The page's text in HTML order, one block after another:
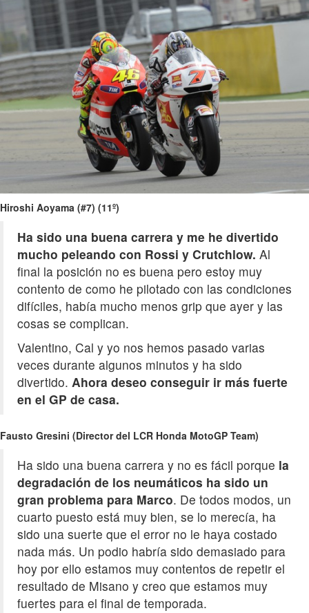
Hiroshi Aoyama (#7) (11º)
Ha sido una buena carrera y me he divertido
mucho peleando con Rossi y Crutchlow. Al
final la posición no es buena pero estoy muy
contento de como he pilotado con las condiciones
difíciles, había mucho menos grip que ayer y las
cosas se complican.
Valentino, Cal y yo nos hemos pasado varias
veces durante algunos minutos y ha sido
divertido. Ahora deseo conseguir ir más fuerte
en el GP de casa.
Fausto Gresini (Director del LCR Honda MotoGP Team)
Ha sido una buena carrera y no es fácil porque la
degradación de los neumáticos ha sido un
gran problema para Marco. De todos modos, un
cuarto puesto está muy bien, se lo merecía, ha
sido una suerte que el error no le haya costado
nada más. Un podio habría sido demasiado para
hoy por ello estamos muy contentos de repetir el
resultado de Misano y creo que estamos muy
fuertes para el final de temporada.